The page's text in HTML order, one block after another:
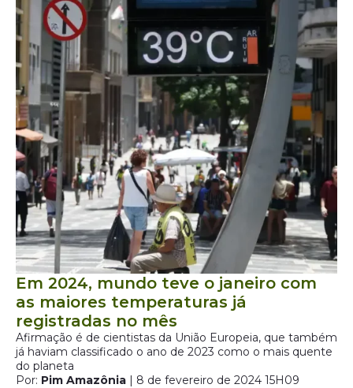
Em 2024, mundo teve o janeiro com
as maiores temperaturas já
registradas no mês
Afirmação é de cientistas da União Europeia, que também
já haviam classificado o ano de 2023 como o mais quente
do planeta
Por: Pim Amazônia | 8 de fevereiro de 2024 15H09